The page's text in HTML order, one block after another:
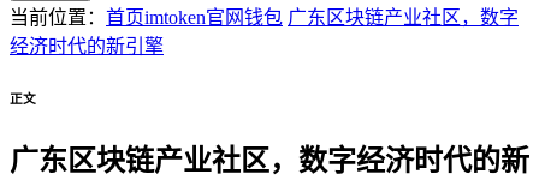
当前位置： 首页imtoken官网钱包 广东区块链产业社区，数字
经济时代的新引擎
正文
广东区块链产业社区，数字经济时代的新